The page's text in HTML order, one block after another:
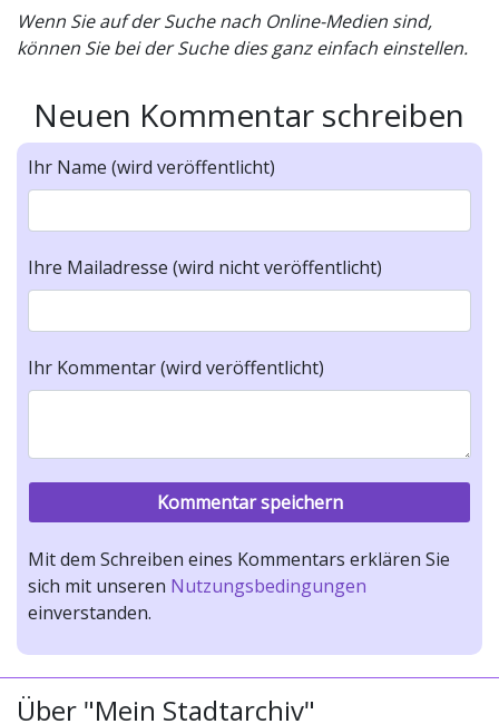
Wenn Sie auf der Suche nach Online-Medien sind,
können Sie bei der Suche dies ganz einfach einstellen.
Neuen Kommentar schreiben
Ihr Name (wird veröffentlicht)
Ihre Mailadresse (wird nicht veröffentlicht)
Ihr Kommentar (wird veröffentlicht)
Mit dem Schreiben eines Kommentars erklären Sie
sich mit unseren Nutzungsbedingungen
einverstanden.
Über "Mein Stadtarchiv"